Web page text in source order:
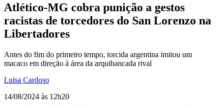
Atlético-MG cobra punição a gestos
racistas de torcedores do San Lorenzo na
Libertadores
Antes do fim do primeiro tempo, torcida argentina imitou um
macaco em direção à área da arquibancada rival
Luisa Cardoso
14/08/2024 às 12h20